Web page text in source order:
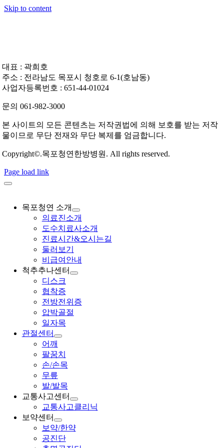
Skip to content
대표 : 곽희호
주소 : 전라남도 목포시 청호로 6-1(호남동)
사업자등록번호 : 651-44-01024
문의 061-982-3000
본 사이트의 모든 콘텐츠는 저작권법에 의해 보호를 받는 저작
물이므로 무단 전재와 무단 복제를 엄금합니다.
Copyright©.목포청연한방병원. All rights reserved.
Page load link
목포청연 소개
의료진소개
도수치료사소개
진료시간&오시는길
둘러보기
비급여안내
척추추나센터
디스크
협착증
전방전위증
압박골절
일자목
관절센터
어깨
팔꿈치
손/손목
무릎
발/발목
교통사고센터
교통사고클리닉
보약센터
보약/한약
공진단